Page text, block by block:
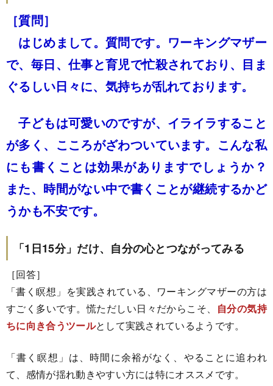
［質問］
はじめまして。質問です。ワーキングマザー
で、毎日、仕事と育児で忙殺されており、目ま
ぐるしい日々に、気持ちが乱れております。
子どもは可愛いのですが、イライラすること
が多く、こころがざわついています。こんな私
にも書くことは効果がありますでしょうか？
また、時間がない中で書くことが継続するかど
うかも不安です。
「1日15分」だけ、自分の心とつながってみる
［回答］
「書く瞑想」を実践されている、ワーキングマザーの方は
すごく多いです。慌ただしい日々だからこそ、 自分の気持
ちに向き合うツールとして実践されているようです。
「書く瞑想」は、時間に余裕がなく、やることに追われ
て、感情が揺れ動きやすい方には特にオススメです。